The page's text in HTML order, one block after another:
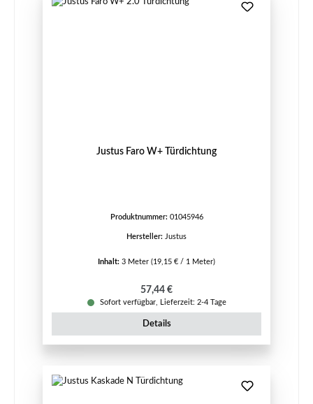
Justus Faro W+ Türdichtung
Produktnummer: 01045946
Hersteller: Justus
Inhalt: 3 Meter (19,15 € / 1 Meter)
Regulärer Preis:
57,44 €
Sofort verfügbar, Lieferzeit: 2-4 Tage
Details